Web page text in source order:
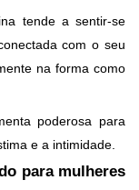
tende a sentir-se
com o seu
na forma como
poderosa para
e a intimidade.
para mulheres